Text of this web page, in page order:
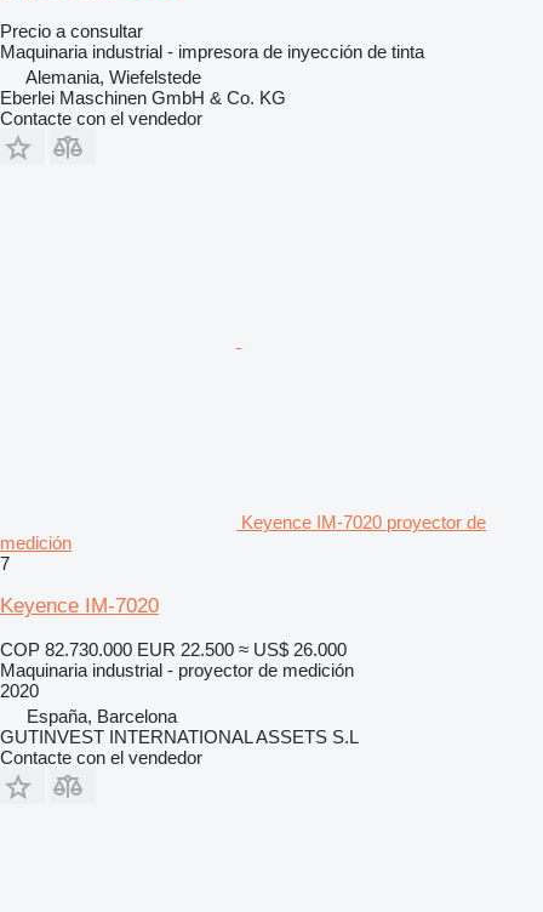
Precio a consultar
Maquinaria industrial - impresora de inyección de tinta
Alemania, Wiefelstede
Eberlei Maschinen GmbH & Co. KG
Contacte con el vendedor
Keyence IM-7020 proyector de
medición
7
Keyence IM-7020
COP 82.730.000 EUR 22.500 ≈ US$ 26.000
Maquinaria industrial - proyector de medición
2020
España, Barcelona
GUTINVEST INTERNATIONAL ASSETS S.L
Contacte con el vendedor